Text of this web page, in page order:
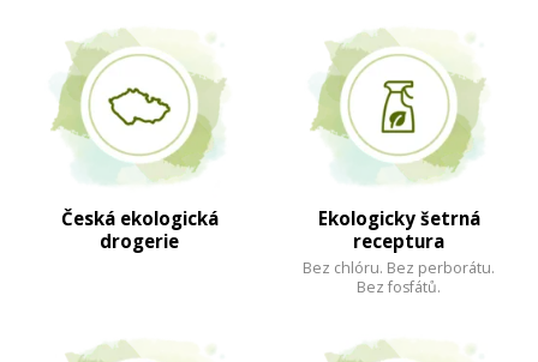
Česká ekologická
drogerie
Ekologicky šetrná
receptura
Bez chlóru. Bez perborátu.
Bez fosfátů.